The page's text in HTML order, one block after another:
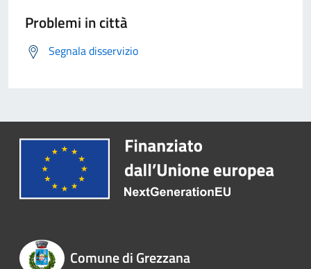
Problemi in città
Segnala disservizio
Comune di Grezzana